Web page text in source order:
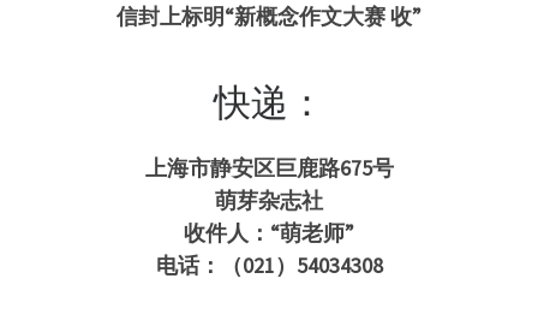
信封上标明“新概念作文大赛 收”
快递：
上海市静安区巨鹿路675号
萌芽杂志社
收件人：“萌老师”
电话：（021）54034308